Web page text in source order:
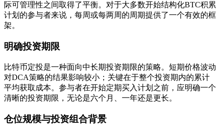
际可管理性之间取得了平衡。对于大多数开始结构化BTC积累
计划的参与者来说，每周或每两周的周期提供了一个有效的框
架。
明确投资期限
比特币定投是一种面向中长期投资期限的策略。短期价格波动
对DCA策略的结果影响较小；关键在于整个投资期内的累计
平均获取成本。参与者在开始定期买入计划之前，应明确一个
清晰的投资期限，无论是六个月、一年还是更长。
仓位规模与投资组合背景